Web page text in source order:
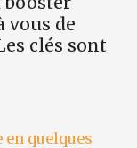
vous de
clés sont
en quelques